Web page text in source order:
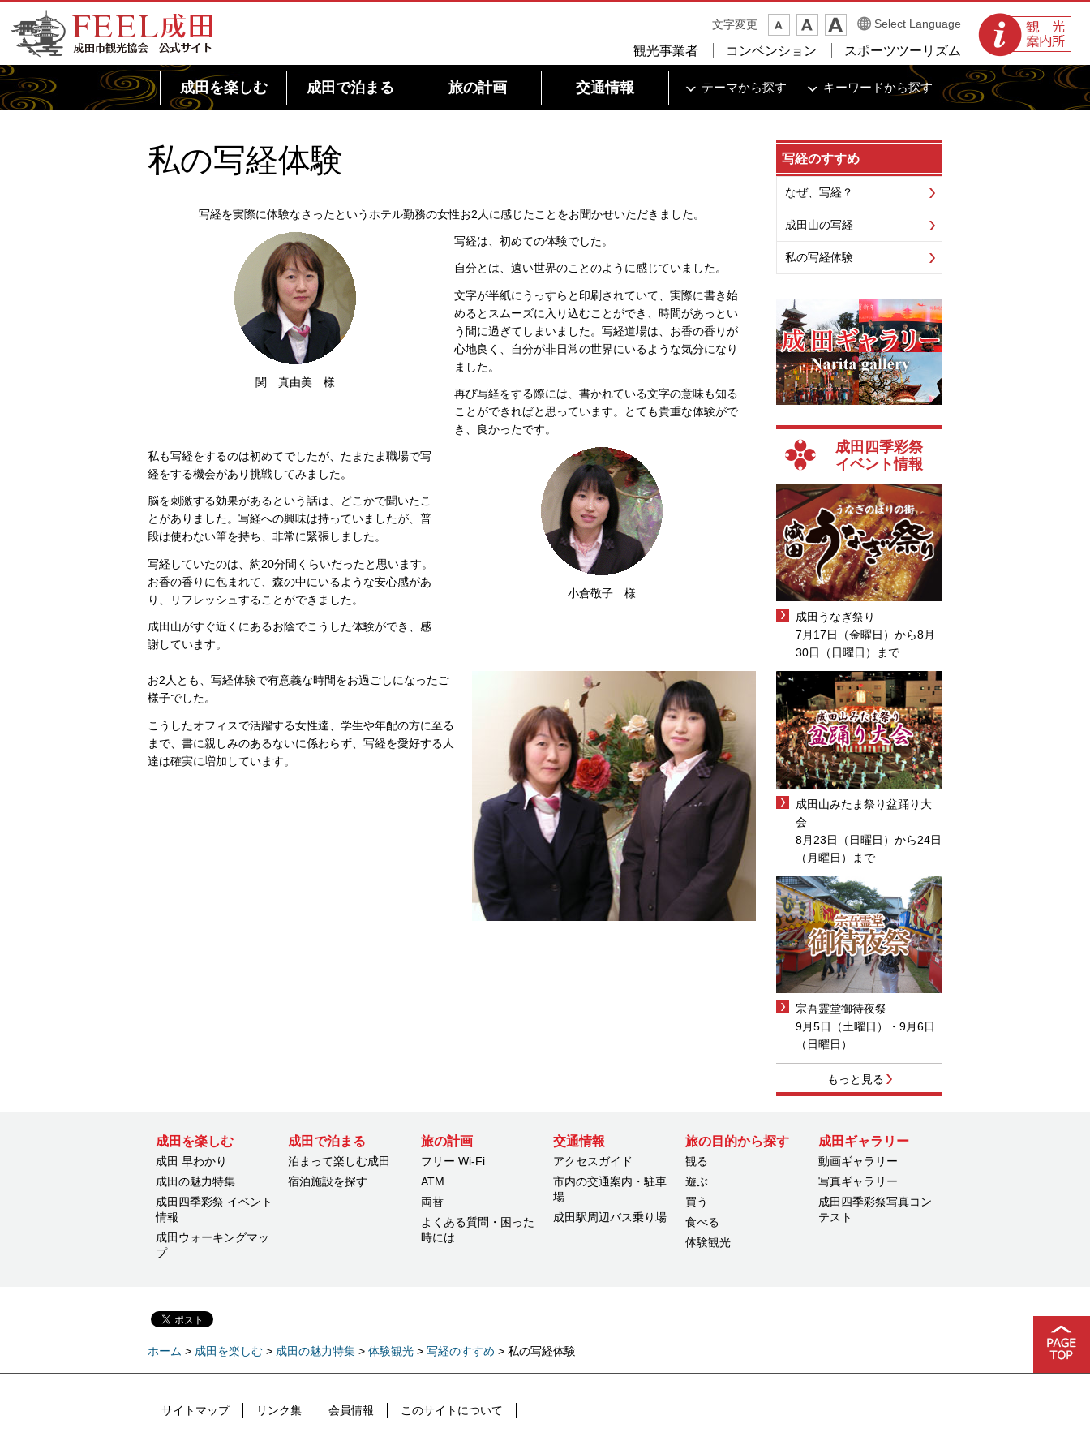
FEEL成田 成田市観光協会 公式サイト
観光案内所
文字変更 Select Language
観光事業者 コンベンション スポーツツーリズム
成田を楽しむ 成田で泊まる 旅の計画 交通情報 テーマから探す キーワードから探す
私の写経体験
写経を実際に体験なさったというホテル勤務の女性お2人に感じたことをお聞かせいただきました。
関 真由美 様
写経は、初めての体験でした。
自分とは、遠い世界のことのように感じていました。
文字が半紙にうっすらと印刷されていて、実際に書き始
めるとスムーズに入り込むことができ、時間があっとい
う間に過ぎてしまいました。写経道場は、お香の香りが
心地良く、自分が非日常の世界にいるような気分になり
ました。
再び写経をする際には、書かれている文字の意味も知る
ことができればと思っています。とても貴重な体験がで
き、良かったです。
私も写経をするのは初めてでしたが、たまたま職場で写
経をする機会があり挑戦してみました。
脳を刺激する効果があるという話は、どこかで聞いたこ
とがありました。写経への興味は持っていましたが、普
段は使わない筆を持ち、非常に緊張しました。
写経していたのは、約20分間くらいだったと思います。
お香の香りに包まれて、森の中にいるような安心感があ
り、リフレッシュすることができました。
成田山がすぐ近くにあるお陰でこうした体験ができ、感
謝しています。
小倉敬子 様
お2人とも、写経体験で有意義な時間をお過ごしになったご
様子でした。
こうしたオフィスで活躍する女性達、学生や年配の方に至る
まで、書に親しみのあるないに係わらず、写経を愛好する人
達は確実に増加しています。
写経のすすめ
なぜ、写経？
成田山の写経
私の写経体験
成田四季彩祭
イベント情報
成田うなぎ祭り
7月17日（金曜日）から8月
30日（日曜日）まで
成田山みたま祭り盆踊り大
会
8月23日（日曜日）から24日
（月曜日）まで
宗吾霊堂御待夜祭
9月5日（土曜日）・9月6日
（日曜日）
もっと見る
成田を楽しむ
成田 早わかり
成田の魅力特集
成田四季彩祭 イベント
情報
成田ウォーキングマッ
プ
成田で泊まる
泊まって楽しむ成田
宿泊施設を探す
旅の計画
フリー Wi-Fi
ATM
両替
よくある質問・困った
時には
交通情報
アクセスガイド
市内の交通案内・駐車
場
成田駅周辺バス乗り場
旅の目的から探す
観る
遊ぶ
買う
食べる
体験観光
成田ギャラリー
動画ギャラリー
写真ギャラリー
成田四季彩祭写真コン
テスト
ホーム > 成田を楽しむ > 成田の魅力特集 > 体験観光 > 写経のすすめ > 私の写経体験
サイトマップ リンク集 会員情報 このサイトについて